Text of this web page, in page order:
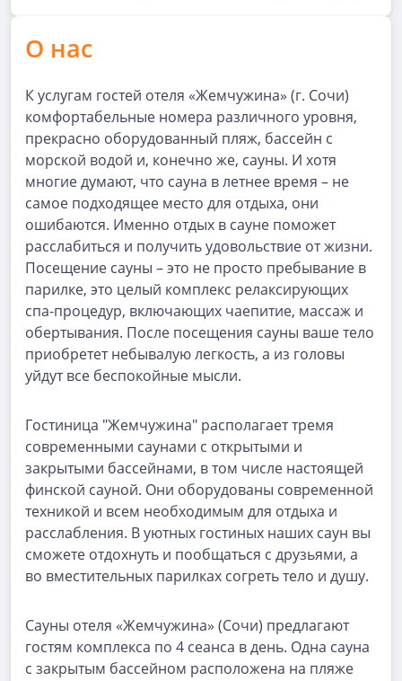
О нас
К услугам гостей отеля «Жемчужина» (г. Сочи)
комфортабельные номера различного уровня,
прекрасно оборудованный пляж, бассейн с
морской водой и, конечно же, сауны. И хотя
многие думают, что сауна в летнее время – не
самое подходящее место для отдыха, они
ошибаются. Именно отдых в сауне поможет
расслабиться и получить удовольствие от жизни.
Посещение сауны – это не просто пребывание в
парилке, это целый комплекс релаксирующих
спа-процедур, включающих чаепитие, массаж и
обертывания. После посещения сауны ваше тело
приобретет небывалую легкость, а из головы
уйдут все беспокойные мысли.
Гостиница "Жемчужина" располагает тремя
современными саунами с открытыми и
закрытыми бассейнами, в том числе настоящей
финской сауной. Они оборудованы современной
техникой и всем необходимым для отдыха и
расслабления. В уютных гостиных наших саун вы
сможете отдохнуть и пообщаться с друзьями, а
во вместительных парилках согреть тело и душу.
Сауны отеля «Жемчужина» (Сочи) предлагают
гостям комплекса по 4 сеанса в день. Одна сауна
с закрытым бассейном расположена на пляже